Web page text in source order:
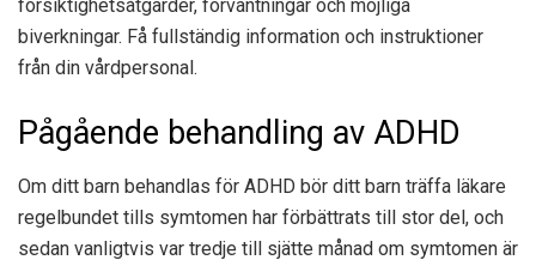
försiktighetsåtgärder, förväntningar och möjliga
biverkningar. Få fullständig information och instruktioner
från din vårdpersonal.
Pågående behandling av ADHD
Om ditt barn behandlas för ADHD bör ditt barn träffa läkare
regelbundet tills symtomen har förbättrats till stor del, och
sedan vanligtvis var tredje till sjätte månad om symtomen är